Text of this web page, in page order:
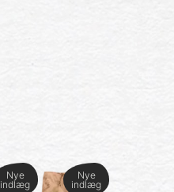
Nye
indlæg
Nye
indlæg